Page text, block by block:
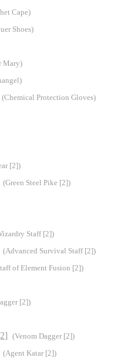
Cape)
Shoes)
Mary)
(Chemical Protection Gloves)
[2])
(Green Steel Pike [2])
Staff [2])
(Advanced Survival Staff [2])
of Element Fusion [2])
[2])
(Venom Dagger [2])
(Agent Katar [2])